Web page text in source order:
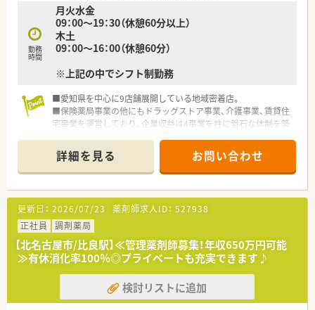
＼ こんな方におすすめ ／
■転居予定がない方！
岐阜市近隣を中心に店舗を展開している地域密着の薬局で、転居
を伴うような異動は発生いたしません。
勉強会や研修へも積極参加いただける環境です！自己研鑽に励み
勤務
時間
月火水金
09：00～19：30（休憩60分以上）
木土
09：00～16：00（休憩60分）
※上記の中でシフト制勤務
■愛知県を中心に9店舗展開している地域密着店。
■保険薬局事業の他にもドラッグストア事業、介護事業、賃貸住
宅事業を運営しており、企業収益は4事業を柱に盤石な体制を築
■代表も薬剤師で現場を経験された方です。今もなお調剤室に
入り従業員と同じ目線をお持ちです。
■出店形態はマンツーマン型が多く、患者様のご家族各世代から
処方箋を応需する地域密着型の薬局です。
詳細を見る お問い合わせ
更新日： 2026/07/23 薬剤師求人ID： 527938
正社員
調剤薬局
【北名古屋市/比良駅】≪管理薬剤師募集！年収650万円可能
≫有休消化率100％◎プライベートも充実できます♪
検討リストに追加